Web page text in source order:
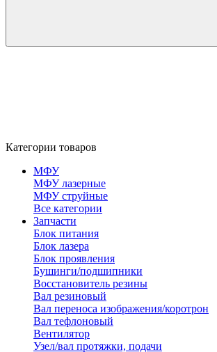
Категории товаров
МФУ
МФУ лазерные
МФУ струйные
Все категории
Запчасти
Блок питания
Блок лазера
Блок проявления
Бушинги/подшипники
Восстановитель резины
Вал резиновый
Вал переноса изображения/коротрон
Вал тефлоновый
Вентилятор
Узел/вал протяжки, подачи